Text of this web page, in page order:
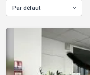
Par défaut